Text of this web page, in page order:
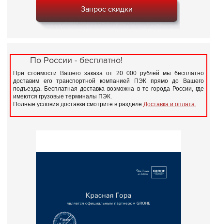
Запрос скидки
По России - бесплатно!
При стоимости Вашего заказа от 20 000 рублей мы бесплатно
доставим его транспортной компанией ПЭК прямо до Вашего
подъезда. Бесплатная доставка возможна в те города России, где
имеются грузовые терминалы ПЭК.
Полные условия доставки смотрите в разделе Доставка и оплата.